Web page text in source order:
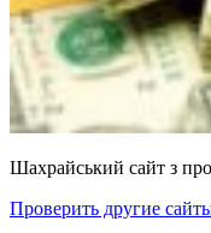
Шахрайський сайт з
Проверить другие